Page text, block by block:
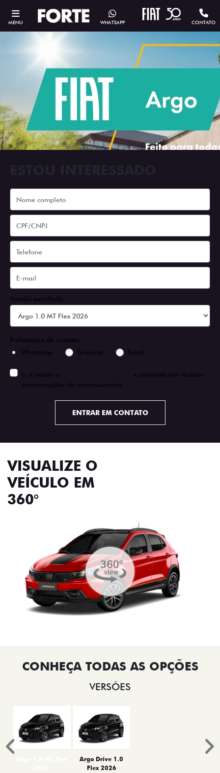
MENU CONTATO
WHATSAPP
Versão escolhida
Preferência de contato:
Whatsapp
Telefone Email
Li e aceito a
e concordo em receber
comunicações da concessionária.
ENTRAR EM CONTATO
VISUALIZE O
VEÍCULO EM
360°
VERSÕES
Argo Drive 1.0
Flex 2026
Anterior